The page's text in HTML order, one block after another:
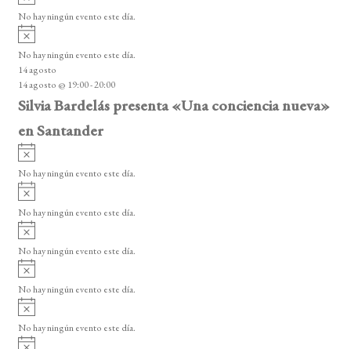
o
v
i
o
No hay ningún evento este día.
A
v
i
s
o
No hay ningún evento este día.
14 agosto
14 agosto @ 19:00-20:00
Silvia Bardelás presenta «Una conciencia nueva»
en Santander
A
v
i
o
No hay ningún evento este día.
A
v
i
o
No hay ningún evento este día.
A
v
i
o
No hay ningún evento este día.
A
v
i
o
No hay ningún evento este día.
A
v
i
No hay ningún evento este día.
A